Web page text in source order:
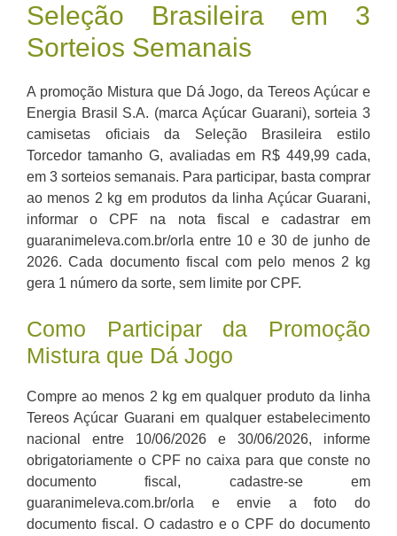
Seleção Brasileira em 3
Sorteios Semanais
A promoção Mistura que Dá Jogo, da Tereos Açúcar e
Energia Brasil S.A. (marca Açúcar Guarani), sorteia 3
camisetas oficiais da Seleção Brasileira estilo
Torcedor tamanho G, avaliadas em R$ 449,99 cada,
em 3 sorteios semanais. Para participar, basta comprar
ao menos 2 kg em produtos da linha Açúcar Guarani,
informar o CPF na nota fiscal e cadastrar em
guaranimeleva.com.br/orla entre 10 e 30 de junho de
2026. Cada documento fiscal com pelo menos 2 kg
gera 1 número da sorte, sem limite por CPF.
Como Participar da Promoção
Mistura que Dá Jogo
Compre ao menos 2 kg em qualquer produto da linha
Tereos Açúcar Guarani em qualquer estabelecimento
nacional entre 10/06/2026 e 30/06/2026, informe
obrigatoriamente o CPF no caixa para que conste no
documento fiscal, cadastre-se em
guaranimeleva.com.br/orla e envie a foto do
documento fiscal. O cadastro e o CPF do documento